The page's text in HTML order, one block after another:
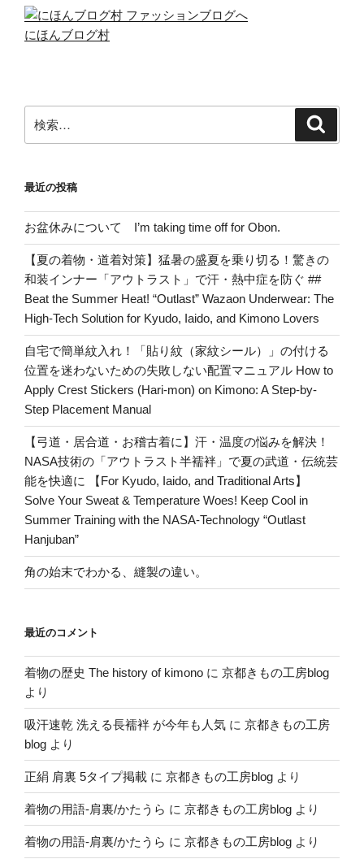
にほんブログ村
索:
最近の投稿
お盆休みについて I’m taking time off for Obon.
【夏の着物・道着対策】猛暑の盛夏を乗り切る！驚きの
和装インナー「アウトラスト」で汗・熱中症を防ぐ ##
Beat the Summer Heat! “Outlast” Wazaon Underwear: The
High-Tech Solution for Kyudo, Iaido, and Kimono Lovers
自宅で簡単紋入れ！「貼り紋（家紋シール）」の付ける
位置を迷わないための失敗しない配置マニュアル How to
Apply Crest Stickers (Hari-mon) on Kimono: A Step-by-
Step Placement Manual
【弓道・居合道・お稽古着に】汗・温度の悩みを解決！
NASA技術の「アウトラスト半襦袢」で夏の武道・伝統芸
能を快適に 【For Kyudo, Iaido, and Traditional Arts】
Solve Your Sweat & Temperature Woes! Keep Cool in
Summer Training with the NASA-Technology “Outlast
Hanjuban”
角の始末でわかる、縫製の違い。
最近のコメント
着物の歴史 The history of kimono に 京都きもの工房blog
より
吸汗速乾 洗える長襦袢 が今年も人気 に 京都きもの工房
blog より
正絹 肩裏 5タイプ掲載 に 京都きもの工房blog より
着物の用語-肩裏/かたうら に 京都きもの工房blog より
着物の用語-肩裏/かたうら に 京都きもの工房blog より